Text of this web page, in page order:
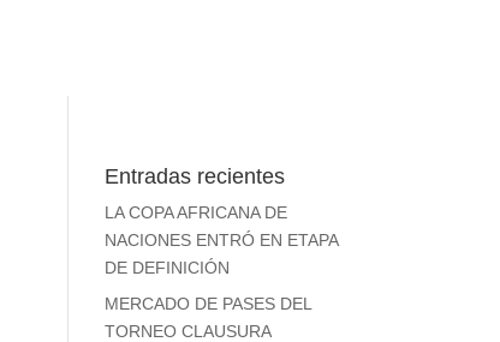
Entradas recientes
LA COPA AFRICANA DE
NACIONES ENTRÓ EN ETAPA
DE DEFINICIÓN
MERCADO DE PASES DEL
TORNEO CLAUSURA